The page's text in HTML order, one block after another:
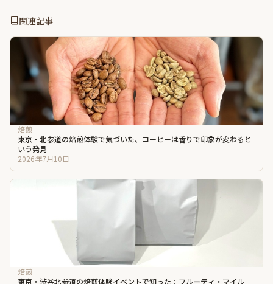
関連記事
焙煎
東京・北参道の焙煎体験で気づいた、コーヒーは香りで印象が変わると
いう発見
2026年7月10日
焙煎
東京・渋谷北参道の焙煎体験イベントで知った：フルーティ・マイル